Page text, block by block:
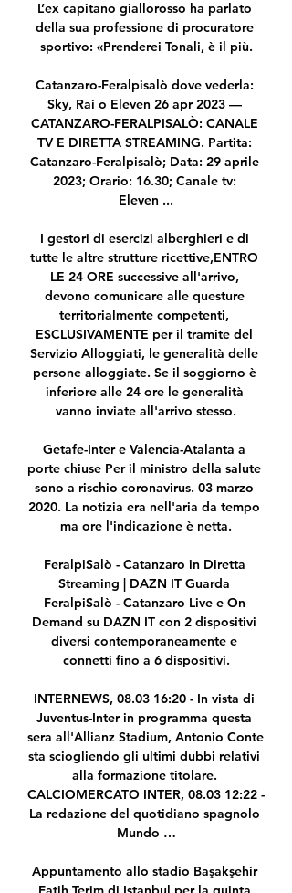
L’ex capitano giallorosso ha parlato
della sua professione di procuratore
sportivo: «Prenderei Tonali, è il più.
Catanzaro-Feralpisalò dove vederla:
Sky, Rai o Eleven 26 apr 2023 —
CATANZARO-FERALPISALÒ: CANALE
TV E DIRETTA STREAMING. Partita:
Catanzaro-Feralpisalò; Data: 29 aprile
2023; Orario: 16.30; Canale tv:
Eleven ...
I gestori di esercizi alberghieri e di
tutte le altre strutture ricettive,ENTRO
LE 24 ORE successive all'arrivo,
devono comunicare alle questure
territorialmente competenti,
ESCLUSIVAMENTE per il tramite del
Servizio Alloggiati, le generalità delle
persone alloggiate. Se il soggiorno è
inferiore alle 24 ore le generalità
vanno inviate all'arrivo stesso.
Getafe-Inter e Valencia-Atalanta a
porte chiuse Per il ministro della salute
sono a rischio coronavirus. 03 marzo
2020. La notizia era nell'aria da tempo
ma ore l'indicazione è netta.
FeralpiSalò - Catanzaro in Diretta
Streaming | DAZN IT Guarda
FeralpiSalò - Catanzaro Live e On
Demand su DAZN IT con 2 dispositivi
diversi contemporaneamente e
connetti fino a 6 dispositivi.
INTERNEWS, 08.03 16:20 - In vista di
Juventus-Inter in programma questa
sera all'Allianz Stadium, Antonio Conte
sta sciogliendo gli ultimi dubbi relativi
alla formazione titolare.
CALCIOMERCATO INTER, 08.03 12:22 -
La redazione del quotidiano spagnolo
Mundo …
Appuntamento allo stadio Başakşehir